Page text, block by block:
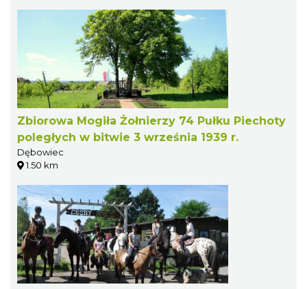
Zbiorowa Mogiła Żołnierzy 74 Pułku Piechoty
poległych w bitwie 3 września 1939 r.
Dębowiec
1.50 km